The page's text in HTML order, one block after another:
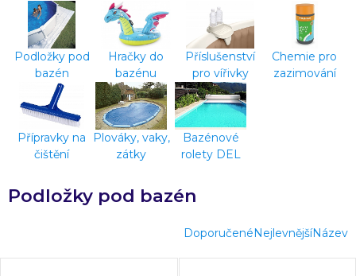
Podložky pod
bazén
Hračky do
bazénu
Příslušenství
pro vířivky
Chemie pro
zazimování
Přípravky na
čištění
Plováky, vaky,
zátky
Bazénové
rolety DEL
Podložky pod bazén
DoporučenéNejlevnějšíNázev